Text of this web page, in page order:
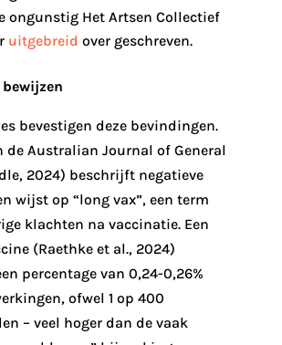
ongunstig Het Artsen Collectief
uitgebreid over geschreven.
bevestigen deze bevindingen.
de Australian Journal of General
2024) beschrijft negatieve
wijst op “long vax”, een term
klachten na vaccinatie. Een
(Raethke et al., 2024)
percentage van 0,24-0,26%
ofwel 1 op 400
– veel hoger dan de vaak